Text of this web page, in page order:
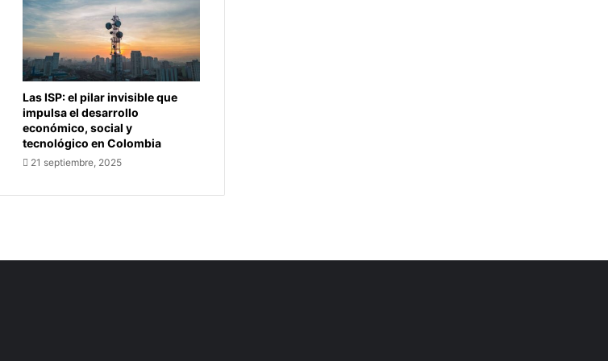
Las ISP: el pilar invisible que
impulsa el desarrollo
económico, social y
tecnológico en Colombia
21 septiembre, 2025